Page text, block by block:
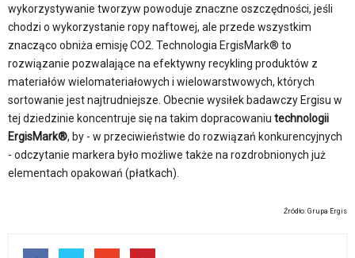
wykorzystywanie tworzyw powoduje znaczne oszczędności, jeśli
chodzi o wykorzystanie ropy naftowej, ale przede wszystkim
znacząco obniża emisję CO2. Technologia ErgisMark® to
rozwiązanie pozwalające na efektywny recykling produktów z
materiałów wielomateriałowych i wielowarstwowych, których
sortowanie jest najtrudniejsze. Obecnie wysiłek badawczy Ergisu w
tej dziedzinie koncentruje się na takim dopracowaniu technologii
ErgisMark®, by - w przeciwieństwie do rozwiązań konkurencyjnych
- odczytanie markera było możliwe także na rozdrobnionych już
elementach opakowań (płatkach).
Źródło: Grupa Ergis